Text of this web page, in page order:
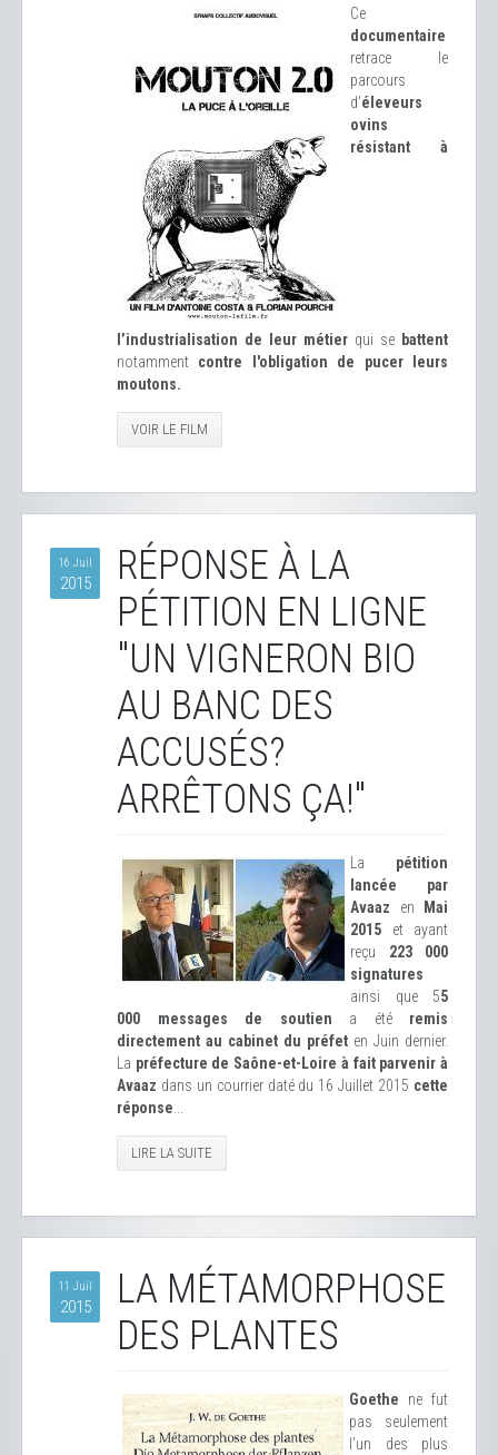
Ce
documentaire
retrace le
parcours
d’éleveurs
ovins
résistant à
l’industrialisation de leur métier qui se battent
notamment contre l'obligation de pucer leurs
moutons.
VOIR LE FILM
16 Juil
2015
RÉPONSE À LA
PÉTITION EN LIGNE
"UN VIGNERON BIO
AU BANC DES
ACCUSÉS?
ARRÊTONS ÇA!"
La pétition
lancée par
Avaaz en
Mai
2015 et ayant
reçu 223 000
signatures
ainsi que 55
000 messages de soutien a été remis
directement au cabinet du préfet en Juin dernier.
La préfecture de Saône-et-Loire à fait parvenir à
Avaaz dans un courrier daté du 16 Juillet 2015 cette
réponse
LIRE LA SUITE
11 Juil
2015
LA MÉTAMORPHOSE
DES PLANTES
Goethe ne fut
pas seulement
l’un des plus